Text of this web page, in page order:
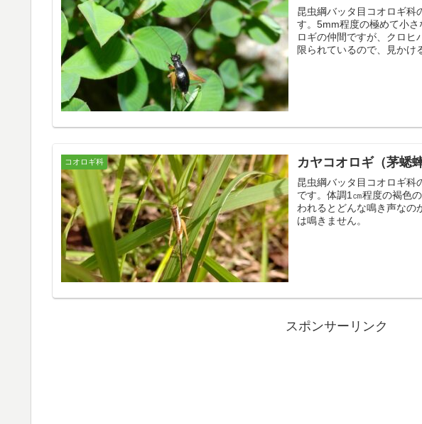
昆虫綱バッタ目コオロギ科
す。5mm程度の極めて小
ロギの仲間ですが、クロヒ
限られているので、見かけ
コオロギ科 カヤコオロギ（茅蟋
昆虫綱バッタ目コオロギ科
です。体調1㎝程度の褐色
われるとどんな鳴き声なの
は鳴きません。
スポンサーリンク